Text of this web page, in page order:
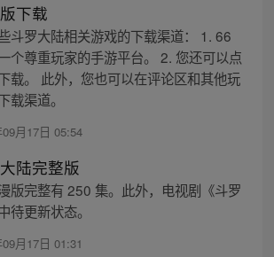
下载
斗罗大陆相关游戏的下载渠道： 1. 66
个尊重玩家的手游平台。 2. 您还可以点
载。 此外，您也可以在评论区和其他玩
载渠道。
月17日 05:54
陆完整版
版完整有 250 集。此外，电视剧《斗罗
待更新状态。
月17日 01:31